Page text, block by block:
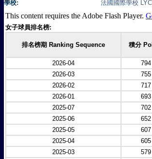
學校:
法國國際學校
This content requires the Adobe Flash Player.
女子球員排名榜:
排名榜期 Ranking Sequence
積分
2026-04
794
2026-03
755
2026-02
717
2026-01
693
2025-07
702
2025-06
652
2025-05
607
2025-04
605
2025-03
579